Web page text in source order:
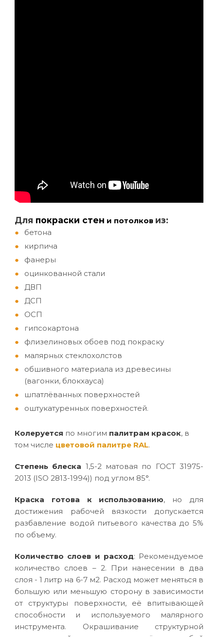
Для покраски стен и потолков из:
бетона
кирпича
фанеры
оцинкованной стали
ДВП
ДСП
ОСП
гипсокартона
флизелиновых обоев под покраску
малярных стеклохолстов
обшивного материала из древесины
(вагонки, блокхауса)
шпатлёванных поверхностей
оштукатуренных поверхностей.
Колеруется по многим палитрам красок, в
том числе цветовой палитре RAL.
Степень блеска 1,5-2 матовая по ГОСТ 31975-
2013 (ISO 2813-1994)) под углом 85°.
Краска готова к использованию, но для
достижения рабочей вязкости допускается
разбавление водой питьевого качества до 5%
по объему.
Количество слоев и расход: Рекомендуемое
количество слоев – 2. При нанесении в два
слоя - 1 литр на 6-7 м2. Расход может меняться в
большую или меньшую сторону в зависимости
от структуры поверхности, её впитывающей
способности и используемого малярного
инструмента. Окрашивание структурной